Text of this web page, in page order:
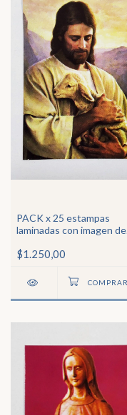
PACK x 25 estampas
laminadas con imagen de
$1.250,00